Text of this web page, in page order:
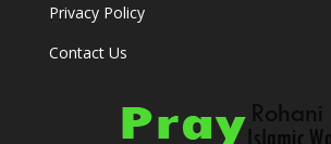
Privacy Policy
Contact Us